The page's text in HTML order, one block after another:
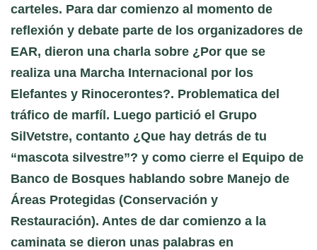
carteles. Para dar comienzo al momento de
reflexión y debate parte de los organizadores de
EAR, dieron una charla sobre ¿Por que se
realiza una Marcha Internacional por los
Elefantes y Rinocerontes?. Problematica del
tráfico de marfíl. Luego partició el Grupo
SilVetstre, contanto ¿Que hay detrás de tu
“mascota silvestre”? y como cierre el Equipo de
Banco de Bosques hablando sobre Manejo de
Áreas Protegidas (Conservación y
Restauración). Antes de dar comienzo a la
caminata se dieron unas palabras en